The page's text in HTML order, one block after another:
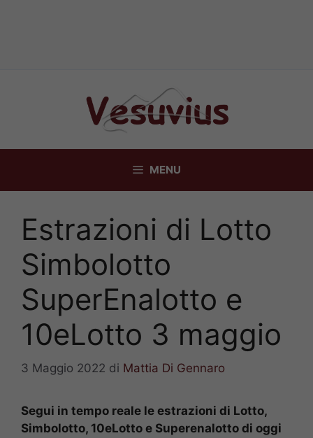
MENU
Estrazioni di Lotto
Simbolotto
SuperEnalotto e
10eLotto 3 maggio
3 Maggio 2022 di Mattia Di Gennaro
Segui in tempo reale le estrazioni di Lotto,
Simbolotto, 10eLotto e Superenalotto di oggi